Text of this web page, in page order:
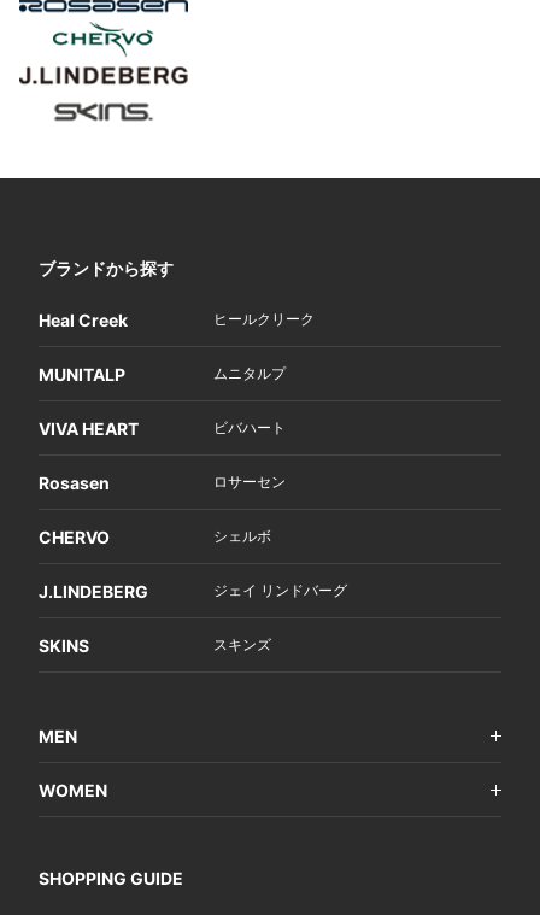
ブランドから探す
Heal Creek ヒールクリーク
MUNITALP ムニタルプ
VIVA HEART ビバハート
Rosasen ロサーセン
CHERVO シェルボ
J.LINDEBERG ジェイ リンドバーグ
SKINS スキンズ
MEN
WOMEN
SHOPPING GUIDE